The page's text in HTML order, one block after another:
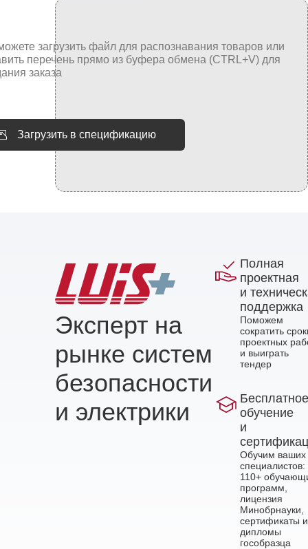
Загрузить в спецификацию
Эксперт на
рынке систем
безопасности
и электрики
Полная
проектная
и
поддержка
Поможем
сократить
проектных
и выиграть
тендер
Бесплатное
обучение
и
Обучим ваших
специалистов:
110+
программ,
лицензия
Минобрнауки,
сертификаты и
дипломы
гособразца